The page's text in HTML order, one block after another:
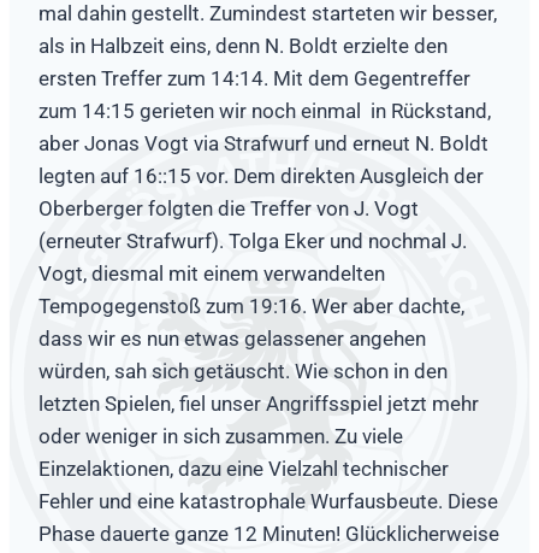
mal dahin gestellt. Zumindest starteten wir besser,
als in Halbzeit eins, denn N. Boldt erzielte den
ersten Treffer zum 14:14. Mit dem Gegentreffer
zum 14:15 gerieten wir noch einmal in Rückstand,
aber Jonas Vogt via Strafwurf und erneut N. Boldt
legten auf 16::15 vor. Dem direkten Ausgleich der
Oberberger folgten die Treffer von J. Vogt
(erneuter Strafwurf). Tolga Eker und nochmal J.
Vogt, diesmal mit einem verwandelten
Tempogegenstoß zum 19:16. Wer aber dachte,
dass wir es nun etwas gelassener angehen
würden, sah sich getäuscht. Wie schon in den
letzten Spielen, fiel unser Angriffsspiel jetzt mehr
oder weniger in sich zusammen. Zu viele
Einzelaktionen, dazu eine Vielzahl technischer
Fehler und eine katastrophale Wurfausbeute. Diese
Phase dauerte ganze 12 Minuten! Glücklicherweise